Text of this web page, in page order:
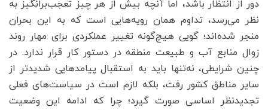
دور از انتظار باشد، اما آنچه بیش از هر چیز تعجب‌برانگیز به
نظر می‌رسد، تداوم همان رویه‌هایی است که به این بحران
منجر شده‌اند؛ گویی هیچ‌گونه تغییر عملکردی برای مهار روند
زوال منابع آب و طبیعت منطقه در دستور کار قرار ندارد. در
چنین شرایطی، نه‌تنها باید به استقبال پیامدهایی شدیدتر از
سایر مناطق کشور رفت، بلکه لازم است در سیاست‌های فعلی
تجدیدنظر اساسی صورت گیرد؛ چرا که ادامه این وضعیت